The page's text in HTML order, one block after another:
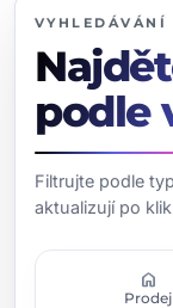
VYHLEDÁVÁNÍ
podle
Filtrujte podle
aktualizují po
home
Prodej